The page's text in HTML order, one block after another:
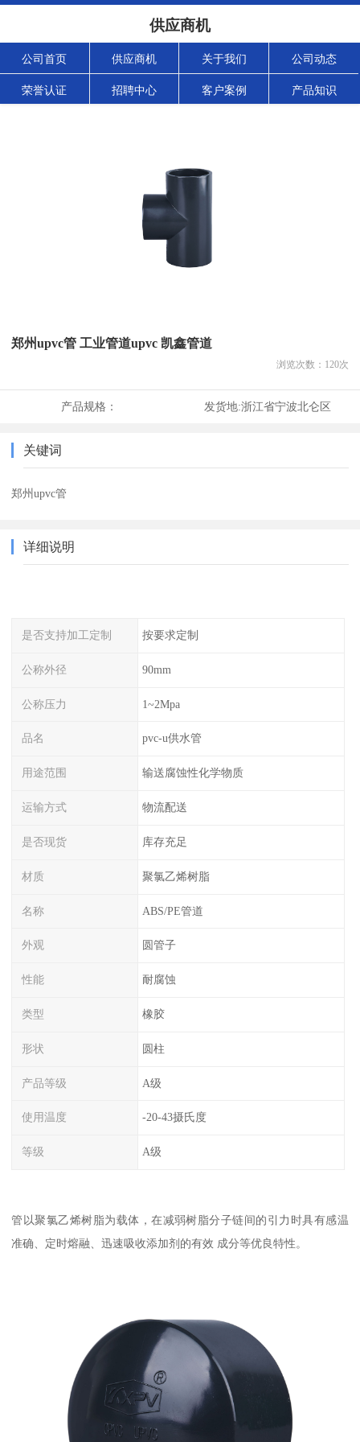
供应商机
公司首页 供应商机 关于我们 公司动态
荣誉认证 招聘中心 客户案例 产品知识
郑州upvc管 工业管道upvc 凯鑫管道
浏览次数： 120次
产品规格： 发货地:浙江省宁波北仑区
关键词
郑州upvc管
详细说明
是否支持加工定制 按要求定制
公称外径 90mm
公称压力 1~2Mpa
品名 pvc-u供水管
用途范围 输送腐蚀性化学物质
运输方式 物流配送
是否现货 库存充足
材质 聚氯乙烯树脂
名称 ABS/PE管道
外观 圆管子
性能 耐腐蚀
类型 橡胶
形状 圆柱
产品等级 A级
使用温度 -20-43摄氏度
等级 A级
管以聚氯乙烯树脂为载体，在减弱树脂分子链间的引力时具有感温
准确、定时熔融、迅速吸收添加剂的有效 成分等优良特性。